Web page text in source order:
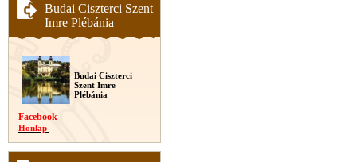
Budai Ciszterci Szent
Imre Plébánia
Budai Ciszterci
Szent Imre
Plébánia
Facebook
Honlap